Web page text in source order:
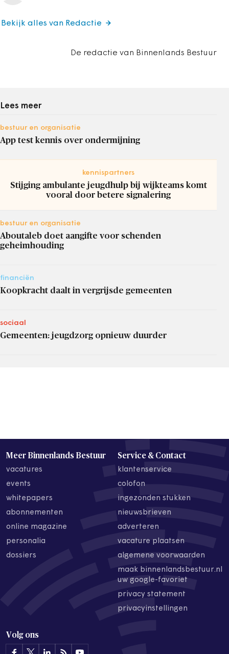
De redactie van Binnenlands Bestuur
Bekijk alles van Redactie
Lees meer
bestuur en organisatie
App test kennis over ondermijning
kennispartners
Stijging ambulante jeugdhulp bij wijkteams komt
vooral door betere signalering
bestuur en organisatie
Aboutaleb doet aangifte voor schenden
geheimhouding
financiën
Koopkracht daalt in vergrijsde gemeenten
sociaal
Gemeenten: jeugdzorg opnieuw duurder
Meer Binnenlands Bestuur
vacatures
events
whitepapers
abonnementen
online magazine
personalia
dossiers
Service & Contact
klantenservice
colofon
ingezonden stukken
nieuwsbrieven
adverteren
vacature plaatsen
algemene voorwaarden
maak binnenlandsbestuur.nl
uw google-favoriet
privacy statement
privacyinstellingen
Volg ons